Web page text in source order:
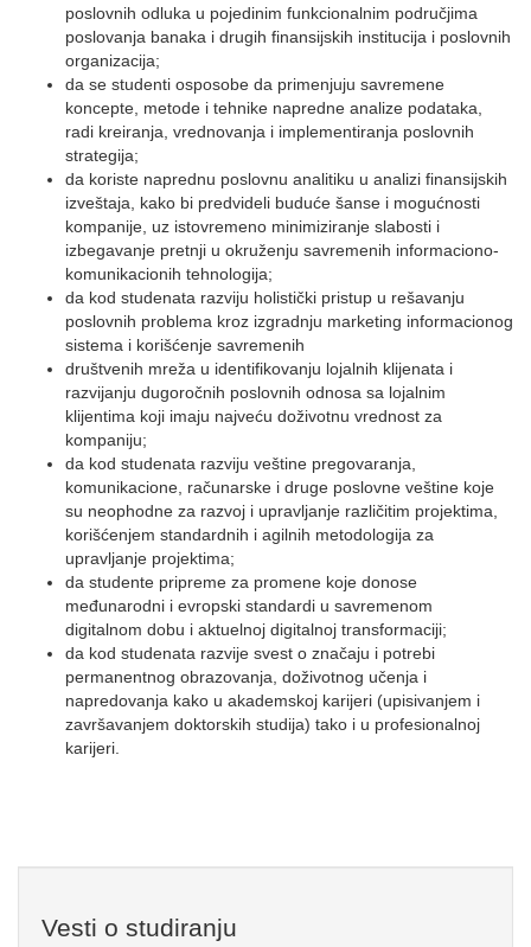
poslovnih odluka u pojedinim funkcionalnim područjima
poslovanja banaka i drugih finansijskih institucija i poslovnih
organizacija;
da se studenti osposobe da primenjuju savremene
koncepte, metode i tehnike napredne analize podataka,
radi kreiranja, vrednovanja i implementiranja poslovnih
strategija;
da koriste naprednu poslovnu analitiku u analizi finansijskih
izveštaja, kako bi predvideli buduće šanse i mogućnosti
kompanije, uz istovremeno minimiziranje slabosti i
izbegavanje pretnji u okruženju savremenih informaciono-
komunikacionih tehnologija;
da kod studenata razviju holistički pristup u rešavanju
poslovnih problema kroz izgradnju marketing informacionog
sistema i korišćenje savremenih
društvenih mreža u identifikovanju lojalnih klijenata i
razvijanju dugoročnih poslovnih odnosa sa lojalnim
klijentima koji imaju najveću doživotnu vrednost za
kompaniju;
da kod studenata razviju veštine pregovaranja,
komunikacione, računarske i druge poslovne veštine koje
su neophodne za razvoj i upravljanje različitim projektima,
korišćenjem standardnih i agilnih metodologija za
upravljanje projektima;
da studente pripreme za promene koje donose
međunarodni i evropski standardi u savremenom
digitalnom dobu i aktuelnoj digitalnoj transformaciji;
da kod studenata razvije svest o značaju i potrebi
permanentnog obrazovanja, doživotnog učenja i
napredovanja kako u akademskoj karijeri (upisivanjem i
završavanjem doktorskih studija) tako i u profesionalnoj
karijeri.
Vesti o studiranju